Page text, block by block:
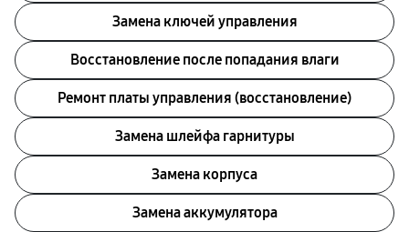
Замена ключей управления
Восстановление после попадания влаги
Ремонт платы управления (восстановление)
Замена шлейфа гарнитуры
Замена корпуса
Замена аккумулятора